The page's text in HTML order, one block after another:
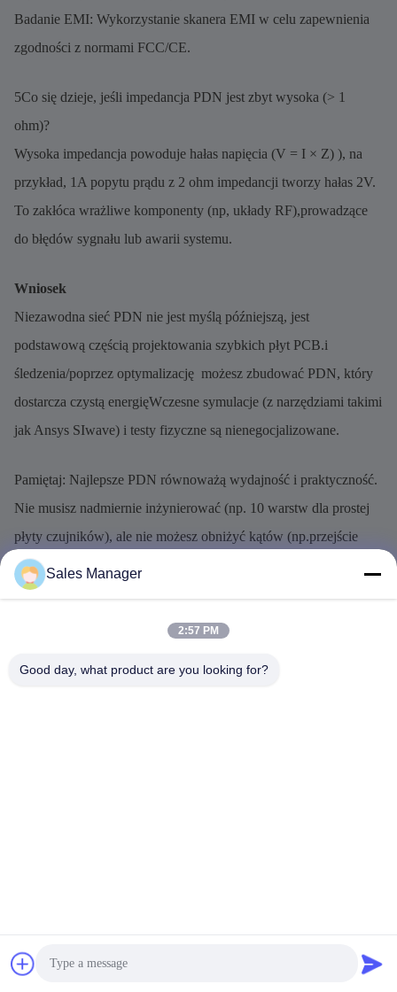
Badanie EMI: Wykorzystanie skanera EMI w celu zapewnienia
zgodności z normami FCC/CE.
5Co się dzieje, jeśli impedancja PDN jest zbyt wysoka (> 1
ohm)?
Wysoka impedancja powoduje hałas napięcia (V = I × Z) ), na
przykład, 1A popytu prądu z 2 ohm impedancji tworzy hałas 2V.
To zakłóca wrażliwe komponenty (np, układy RF),prowadzące
do błędów sygnału lub awarii systemu.
Wniosek
Niezawodna sieć PDN nie jest myślą późniejszą, jest
podstawową częścią projektowania szybkich płyt PCB.i
śledzenia/poprzez optymalizację  możesz zbudować PDN, który
dostarcza czystą energięWczesne symulacje (z narzędziami takimi
jak Ansys SIwave) i testy fizyczne są nienegocjalizowane.
Pamiętaj: Najlepsze PDN równoważą wydajność i praktyczność.
Nie musisz nadmiernie inżynierować (np. 10 warstw dla prostej
płyty czujników), ale nie możesz obniżyć kątów (np.przejście
kondensatorów odłączających)W przypadku projektów o
wysokiej prędkości (10 Gbps+) priorytetyzuj sąsiednie
płaszczyzny zasilania/ziemi, odłączenie mieszanej wartości i
Sales Manager
2:57 PM
Good day, what product are you looking for?